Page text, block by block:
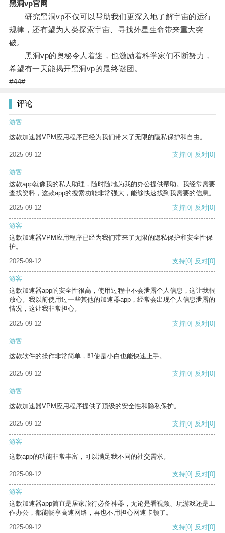
黑洞vp官网
研究黑洞vp不仅可以帮助我们更深入地了解宇宙的运行
规律，还有望为人类探索宇宙、寻找外星生命带来重大突
破。
黑洞vp的奥秘令人着迷，也激励着科学家们不断努力，
希望有一天能揭开黑洞vp的最终谜团。
#44#
评论
游客
这款加速器VPM应用程序已经为我们带来了无限的隐私保护和自由。
2025-09-12 支持[0] 反对[0]
游客
这款app就像我的私人助理，随时随地为我的办公提供帮助。我经常需要
查找资料，这款app的搜索功能非常强大，能够快速找到我需要的信息。
2025-09-12
支持[0] 反对[0]
游客
这款加速器VPM应用程序已经为我们带来了无限的隐私保护和安全性保
护。
2025-09-12
支持[0] 反对[0]
游客
这款加速器app的安全性很高，使用过程中不会泄露个人信息，这让我很
放心。我以前使用过一些其他的加速器app，经常会出现个人信息泄露的
情况，这让我非常担心。
2025-09-12
支持[0] 反对[0]
游客
这款软件的操作非常简单，即使是小白也能快速上手。
2025-09-12 支持[0] 反对[0]
游客
这款加速器VPM应用程序提供了顶级的安全性和隐私保护。
2025-09-12 支持[0] 反对[0]
游客
这款app的功能非常丰富，可以满足我不同的社交需求。
2025-09-12 支持[0] 反对[0]
游客
这款加速器app简直是居家旅行必备神器，无论是看视频、玩游戏还是工
作办公，都能畅享高速网络，再也不用担心网速卡顿了。
2025-09-12
支持[0] 反对[0]